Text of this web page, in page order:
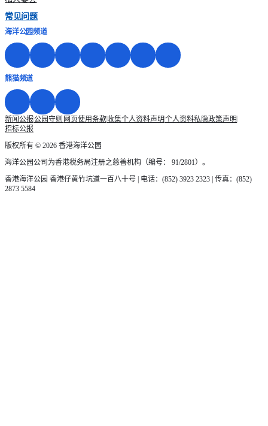
常见问题
新闻公报公园守则 网页使用条款收集个人资料声明个人资料私隐政策声明
招标公报
版权所有 © 2026 香港海洋公园
海洋公园公司为香港税务局注册之慈善机构（编号： 91/2801）。
香港海洋公园 香港仔黄竹坑道一百八十号 | 电话：(852) 3923 2323 | 传真：(852)
2873 5584
海洋公园频道
熊猫频道